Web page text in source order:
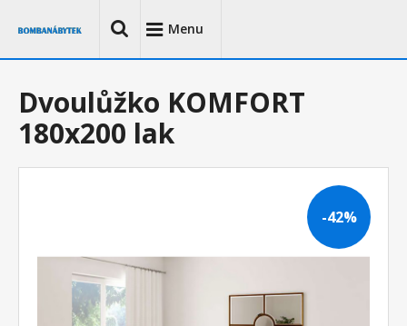
Menu
-42%
Dvoulůžko KOMFORT
180x200 lak